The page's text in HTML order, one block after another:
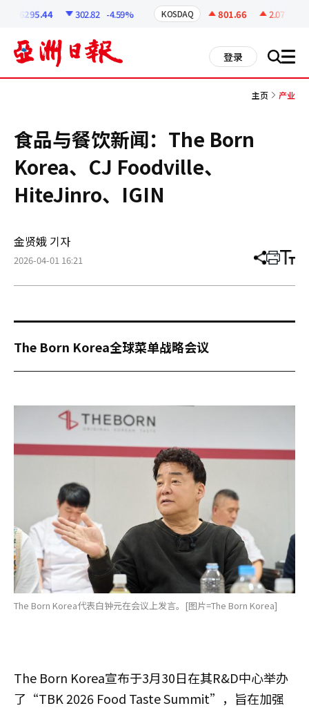
6295.44 302.82 -4.59% KOSDAQ 801.66 2.07 +0.26%
登录 搜 all
主页 产业
食品与餐饮新闻：The Born
Korea、CJ Foodville、
HiteJinro、IGIN
金贤娥 기자
2026-04-01 16:21 分
章
打 调
小
The Born Korea全球菜单战略会议
The Born Korea代表白钟元在会议上发言。[图片=The Born Korea]
The Born Korea宣布于3月30日在其R&D中心举办
了“TBK 2026 Food Taste Summit”，旨在加强